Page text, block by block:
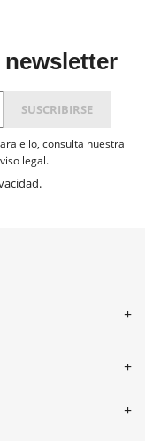
ello, consulta nuestra
legal.
.